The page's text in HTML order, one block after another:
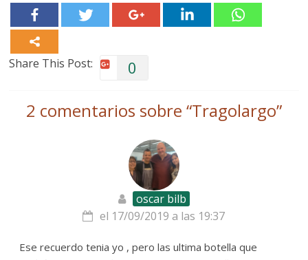
Share This Post: 0
2 comentarios sobre “Tragolargo”
oscar bilb
el 17/09/2019 a las 19:37
Ese recuerdo tenia yo , pero las ultima botella que